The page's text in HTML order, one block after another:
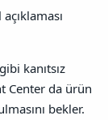
kanıtsız
Center da ürün
bekler.